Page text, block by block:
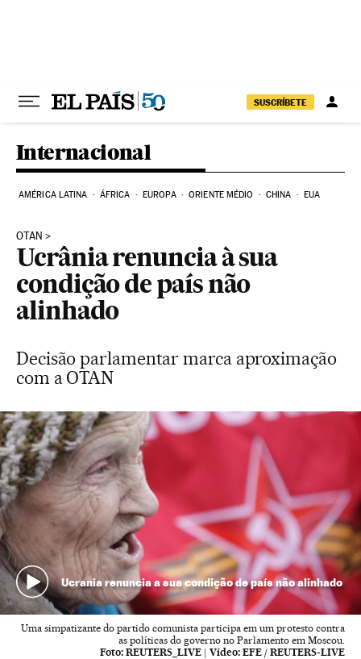
SUSCRÍBETE
Internacional
AMÉRICA LATINA ÁFRICA EUROPA ORIENTE MÉDIO CHINA EUA
OTAN
Ucrânia renuncia à sua
condição de país não
alinhado
Decisão parlamentar marca aproximação
com a OTAN
Ucrania renuncia a sua condição de país não alinhado
Uma simpatizante do partido comunista participa em um protesto contra
as políticas do governo no Parlamento em Moscou.
Foto: REUTERS_LIVE | Vídeo: EFE / REUTERS-LIVE